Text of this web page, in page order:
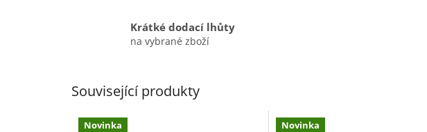
Krátké dodací lhůty
na vybrané zboží
Související produkty
Novinka
Novinka